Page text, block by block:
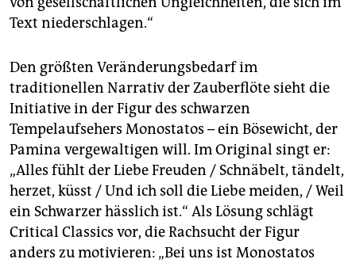
Text niederschlagen.“
Den größten Veränderungsbedarf im
traditionellen Narrativ der Zauberflöte sieht die
Initiative in der Figur des schwarzen
Tempelaufsehers Monostatos – ein Bösewicht, der
Pamina vergewaltigen will. Im Original singt er:
„Alles fühlt der Liebe Freuden / Schnäbelt, tändelt,
herzet, küsst / Und ich soll die Liebe meiden, / Weil
ein Schwarzer hässlich ist.“ Als Lösung schlägt
Critical Classics vor, die Rachsucht der Figur
anders zu motivieren: „Bei uns ist Monostatos